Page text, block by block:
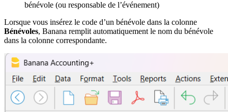
bénévole (ou responsable de l’événement)
Lorsque vous insérez le code d’un bénévole dans la colonne
Bénévoles, Banana remplit automatiquement le nom du bénévole
dans la colonne correspondante.